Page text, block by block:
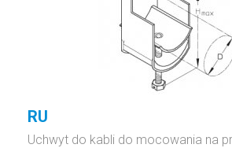
RU
Uchwyt do kabli do mocowania na